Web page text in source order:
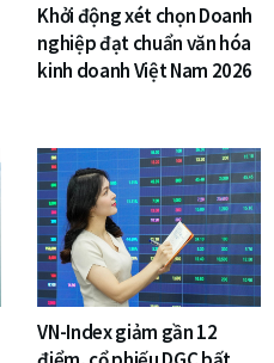
Khởi động xét chọn Doanh
nghiệp đạt chuẩn văn hóa
kinh doanh Việt Nam 2026
VN-Index giảm gần 12